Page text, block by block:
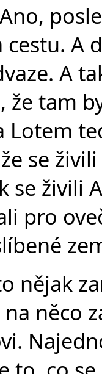
A
A
že tam
Lotem
se
se živili
pro
nějak
něco